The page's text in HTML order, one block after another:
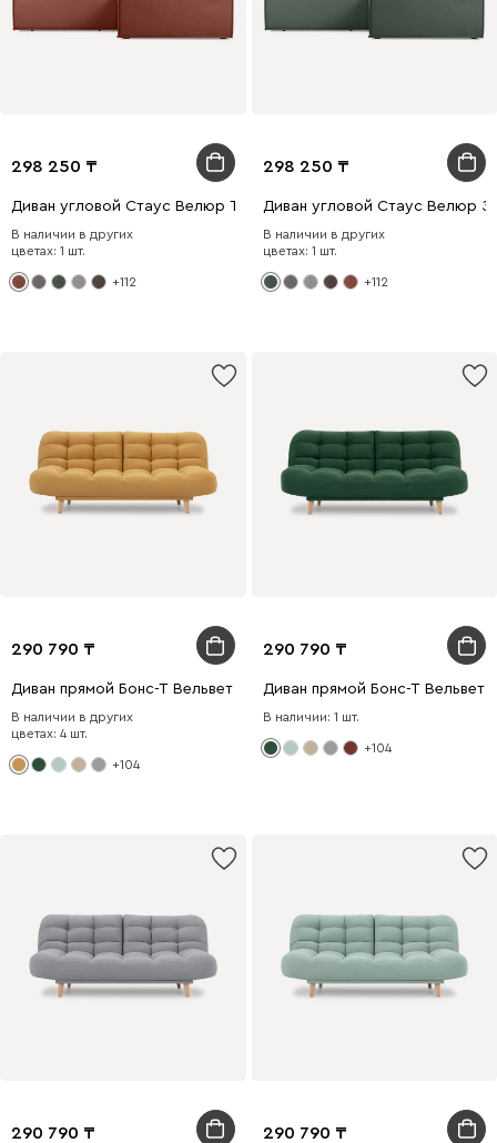
298 250
Диван угловой Стаус Велюр Терракотовый
В наличии в других
цветах: 1 шт.
+112
298 250
Диван угловой Стаус Велюр
В наличии в других
цветах: 1 шт.
+112
290 790
Диван прямой Бонс-Т Вельвет Желтый
В наличии в других
цветах: 4 шт.
+104
290 790
Диван прямой Бонс-Т Вельвет
В наличии: 1 шт.
+104
290 790 290 790